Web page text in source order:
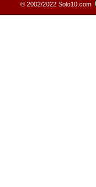
© 2002/2022 Solo10.com